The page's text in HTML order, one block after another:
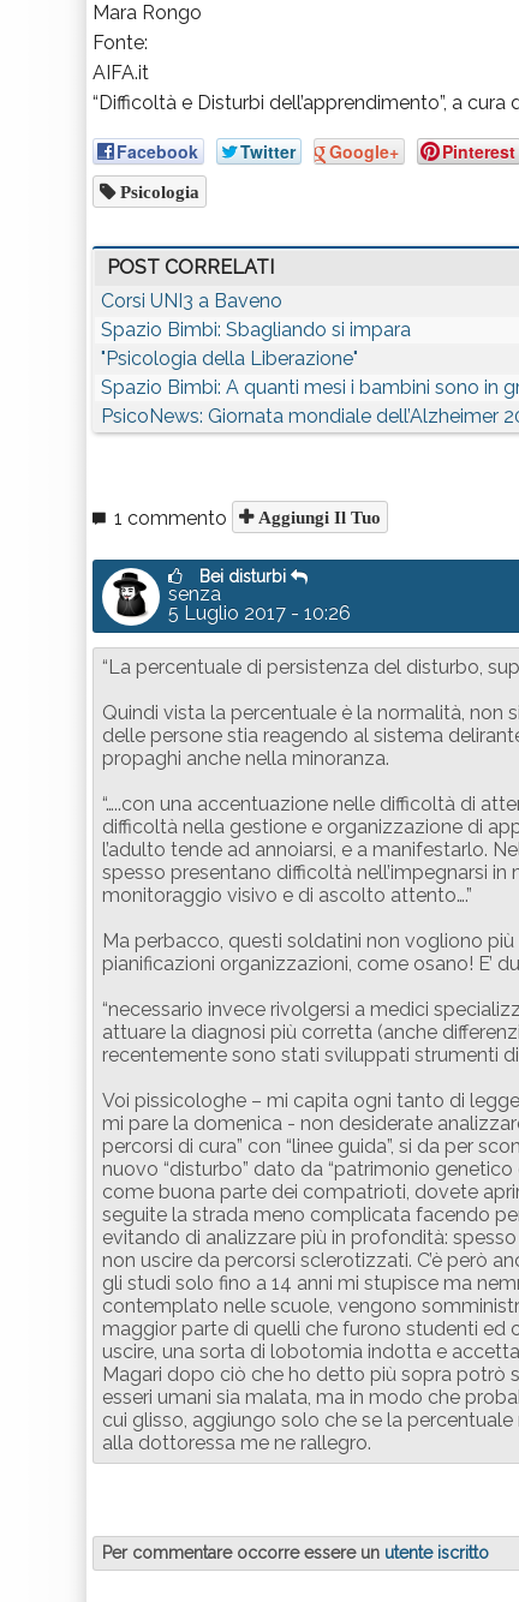
Mara Rongo
Fonte:
AIFA.it
“Difficoltà e Disturbi dell’apprendimento”, a cura
Facebook Twitter Google+ Pinterest
Psicologia
POST CORRELATI
Corsi UNI3 a Baveno
Spazio Bimbi: Sbagliando si impara
"Psicologia della Liberazione"
Spazio Bimbi: A quanti mesi i bambini sono in
PsicoNews: Giornata mondiale dell’Alzheimer
1 commento Aggiungi Il Tuo
Bei disturbi
senza
5 Luglio 2017 - 10:26
“La percentuale di persistenza del disturbo,
Quindi vista la percentuale è la normalità, non
delle persone stia reagendo al sistema
propaghi anche nella minoranza.
“…..con una accentuazione nelle difficoltà di
difficoltà nella gestione e organizzazione di
l’adulto tende ad annoiarsi, e a manifestarlo.
spesso presentano difficoltà nell’impegnarsi
monitoraggio visivo e di ascolto attento….”
Ma perbacco, questi soldatini non vogliono
pianificazioni organizzazioni, come osano! E’
“necessario invece rivolgersi a medici
attuare la diagnosi più corretta (anche
recentemente sono stati sviluppati strumenti
Voi pissicologhe – mi capita ogni tanto di
mi pare la domenica - non desiderate
percorsi di cura” con “linee guida”, si da per
nuovo “disturbo” dato da “patrimonio
come buona parte dei compatrioti, dovete
seguite la strada meno complicata facendo
evitando di analizzare più in profondità:
non uscire da percorsi sclerotizzati. C’è però
gli studi solo fino a 14 anni mi stupisce ma
contemplato nelle scuole, vengono
maggior parte di quelli che furono studenti ed
uscire, una sorta di lobotomia indotta e
Magari dopo ciò che ho detto più sopra potrò
esseri umani sia malata, ma in modo che
cui glisso, aggiungo solo che se la
alla dottoressa me ne rallegro.
Per commentare occorre essere un utente iscritto